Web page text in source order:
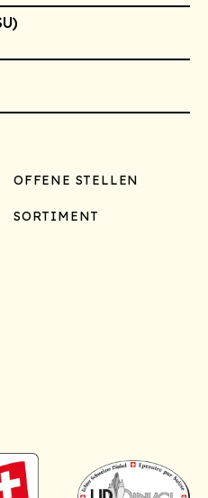
OFFENE STELLEN
SORTIMENT